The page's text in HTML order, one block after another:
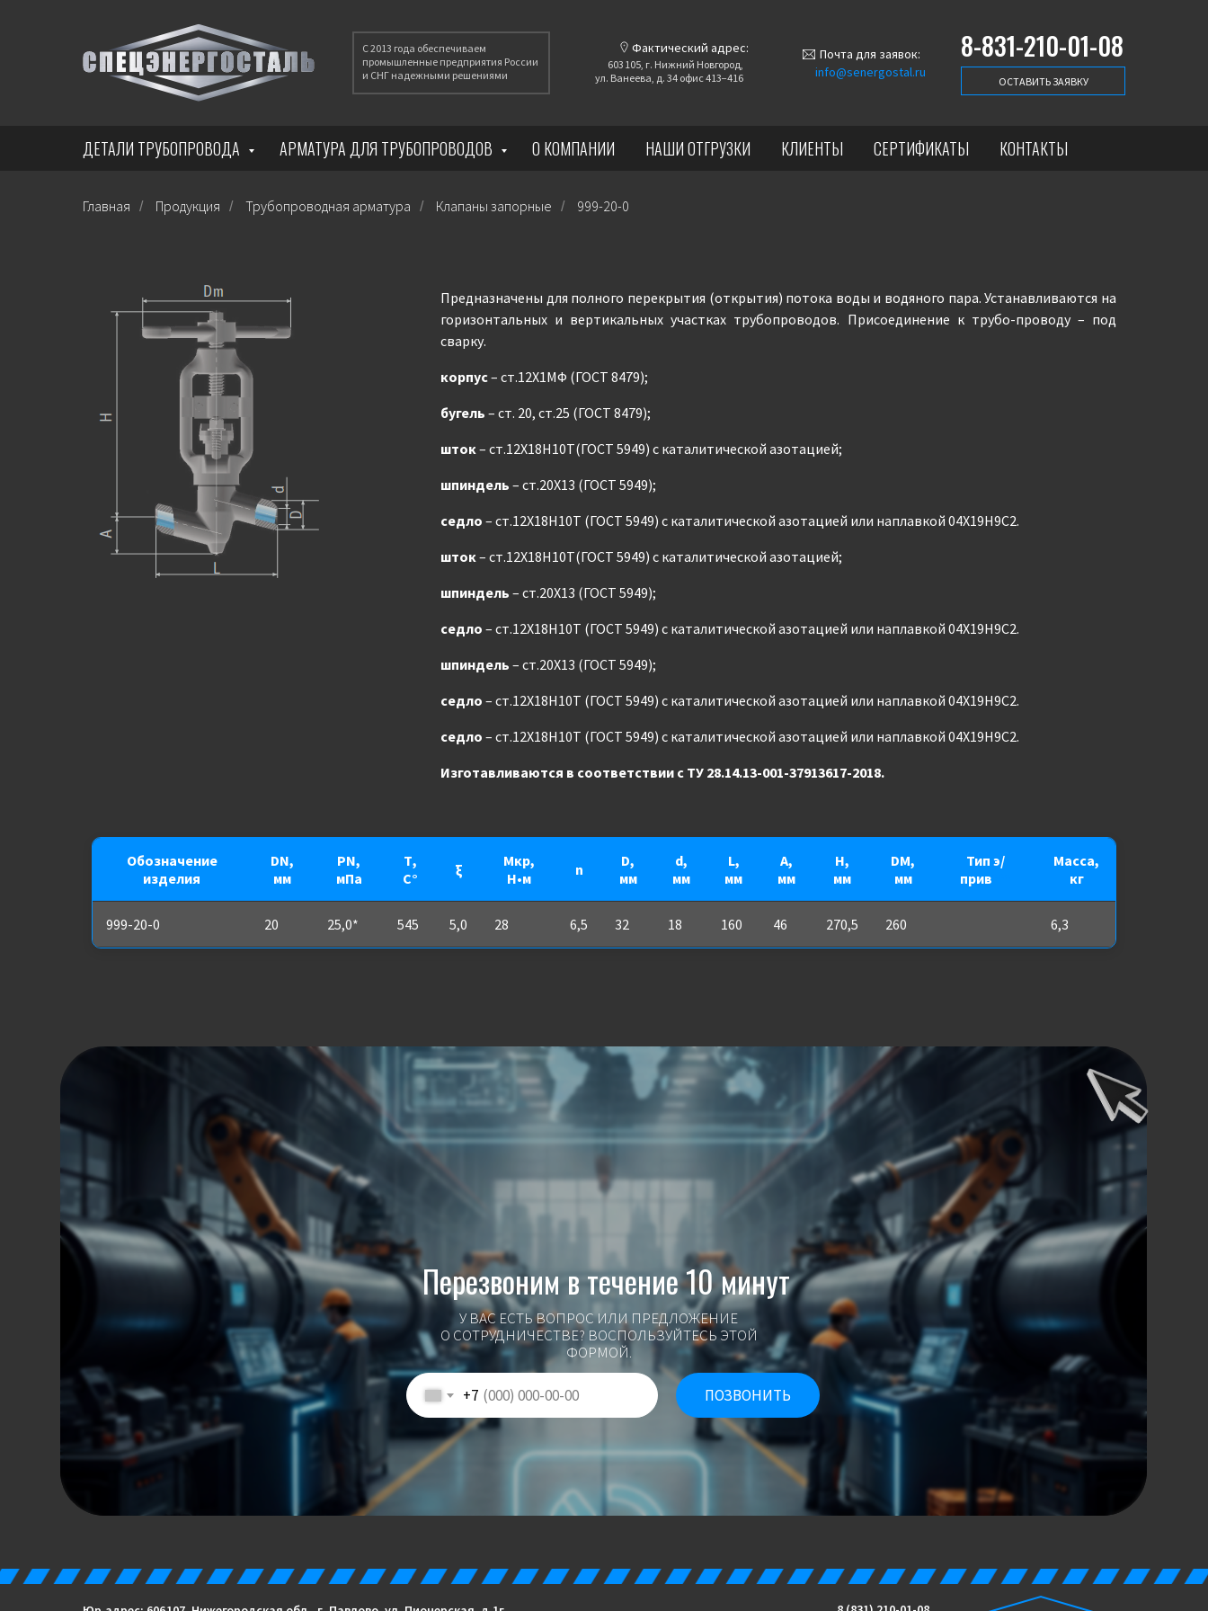
8-831-210-01-08
ОСТАВИТЬ ЗАЯВКУ
С 2013 года обеспечиваем
промышленные предприятия России
и СНГ надежными решениями
603 105, г. Нижний Новгород,
ул. Ванеева, д. 34 офис 413−416
Фактический адрес:
info@senergostal.ru
Почта для заявок:
ДЕТАЛИ ТРУБОПРОВОДА АРМАТУРА ДЛЯ ТРУБОПРОВОДОВ О КОМПАНИИ НАШИ ОТГРУЗКИ КЛИЕНТЫ СЕРТИФИКАТЫ КОНТАКТЫ
Главная / Продукция / Трубопроводная арматура / Клапаны запорные / 999-20-0
Предназначены для полного перекрытия (открытия) потока воды и водяного пара. Устанавливаются на
горизонтальных и вертикальных участках трубопроводов. Присоединение к трубо-проводу – под
сварку.
корпус– ст.12Х1МФ (ГОСТ 8479);
бугель – ст. 20, ст.25 (ГОСТ 8479);
шток– ст.12Х18Н10Т(ГОСТ 5949) с каталитической азотацией;
шпиндель – ст.20Х13 (ГОСТ 5949);
седло – ст.12Х18Н10Т (ГОСТ 5949) с каталитической азотацией или наплавкой 04Х19Н9С2.
шток– ст.12Х18Н10Т(ГОСТ 5949) с каталитической азотацией;
шпиндель – ст.20Х13 (ГОСТ 5949);
седло – ст.12Х18Н10Т (ГОСТ 5949) с каталитической азотацией или наплавкой 04Х19Н9С2.
шпиндель – ст.20Х13 (ГОСТ 5949);
седло – ст.12Х18Н10Т (ГОСТ 5949) с каталитической азотацией или наплавкой 04Х19Н9С2.
седло – ст.12Х18Н10Т (ГОСТ 5949) с каталитической азотацией или наплавкой 04Х19Н9С2.
Изготавливаются в соответствии с ТУ 28.14.13-001-37913617-2018.
Обозначение
изделия
DN,
мм
PN,
мПа
Т,
С°
ξ
Мкр,
Н•м
n
D,
мм
d,
мм
L,
мм
A,
мм
H,
мм
DM,
мм
Тип э/
прив
Масса,
кг
999-20-0 20 25,0* 545 5,0 28 6,5 32 18 160 46 270,5 260 6,3
У ВАС ЕСТЬ ВОПРОС ИЛИ ПРЕДЛОЖЕНИЕ
О СОТРУДНИЧЕСТВЕ? ВОСПОЛЬЗУЙТЕСЬ ЭТОЙ
ФОРМОЙ.
Перезвоним в течение 10 минут
+7 ПОЗВОНИТЬ